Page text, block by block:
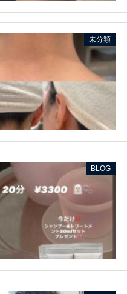
未分類
BLOG